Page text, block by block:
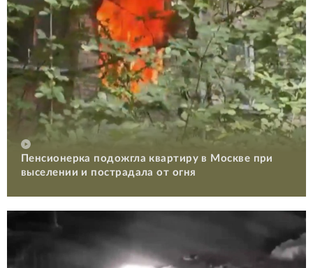
Пенсионерка подожгла квартиру в Москве при
выселении и пострадала от огня